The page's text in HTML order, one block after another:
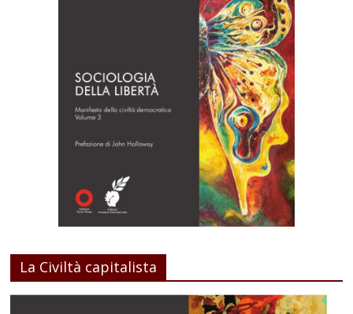
La Civiltà capitalista